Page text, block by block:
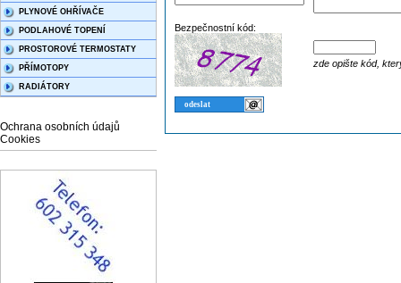
PLYNOVÉ OHŘÍVAČE
PODLAHOVÉ TOPENÍ
PROSTOROVÉ TERMOSTATY
PŘÍMOTOPY
RADIÁTORY
Ochrana osobních údajů
Cookies
Bezpečnostní kód:
zde opište kód,